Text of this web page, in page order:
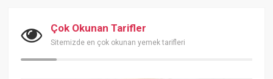
Çok Okunan Tarifler
Sitemizde en çok okunan yemek tarifleri